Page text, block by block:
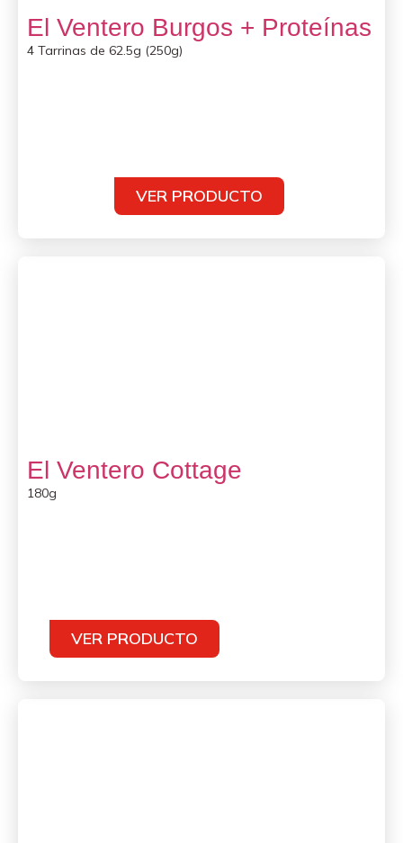
El Ventero Burgos + Proteínas
4 Tarrinas de 62.5g (250g)
VER PRODUCTO
El Ventero Cottage
180g
VER PRODUCTO